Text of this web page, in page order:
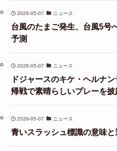
2026-05-07 ニュース
台風のたまご発生、台風5号
予測
2026-05-07 ニュース
ドジャースのキケ・ヘルナ
帰戦で素晴らしいプレーを披
2026-05-07 ニュース
青いスラッシュ標識の意味